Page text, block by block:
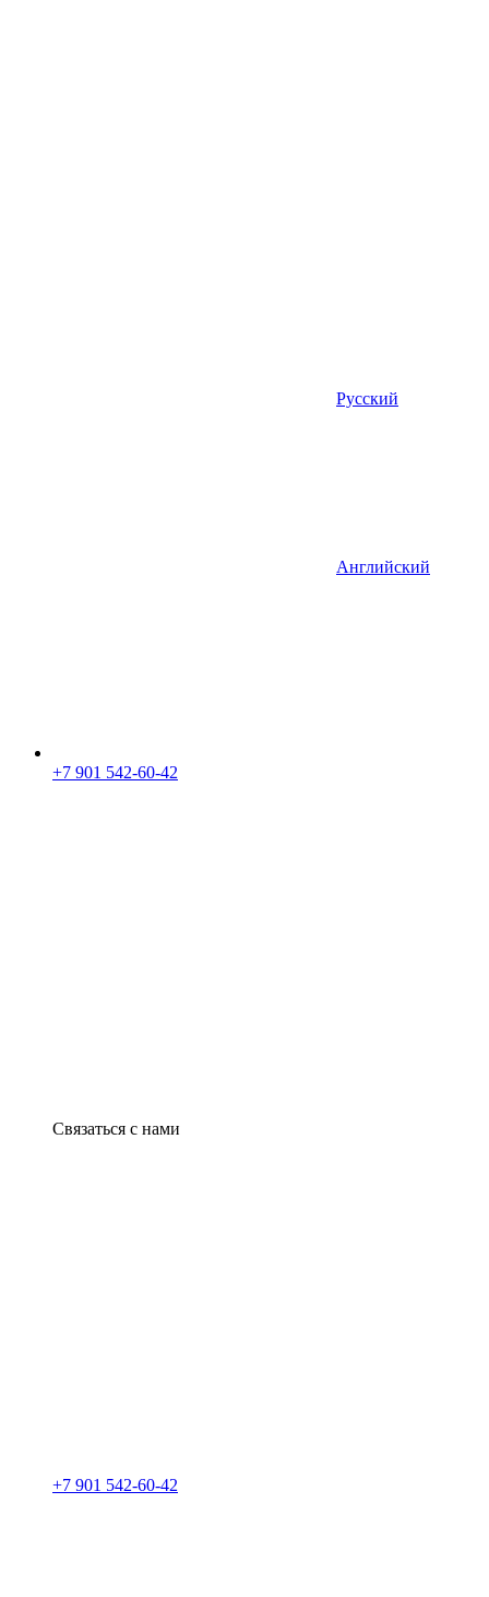
Русский
Английский
+7 901 542-60-42
Связаться с нами
+7 901 542-60-42